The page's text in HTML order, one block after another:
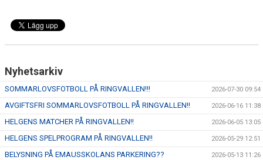
Nyhetsarkiv
SOMMARLOVSFOTBOLL PÅ RINGVALLEN!!! 2026-07-30 09:54
AVGIFTSFRI SOMMARLOVSFOTBOLL PÅ RINGVALLEN!! 2026-06-16 11:38
HELGENS MATCHER PÅ RINGVALLEN!! 2026-06-05 13:05
HELGENS SPELPROGRAM PÅ RINGVALLEN!! 2026-05-29 12:51
BELYSNING PÅ EMAUSSKOLANS PARKERING?? 2026-05-13 11:26